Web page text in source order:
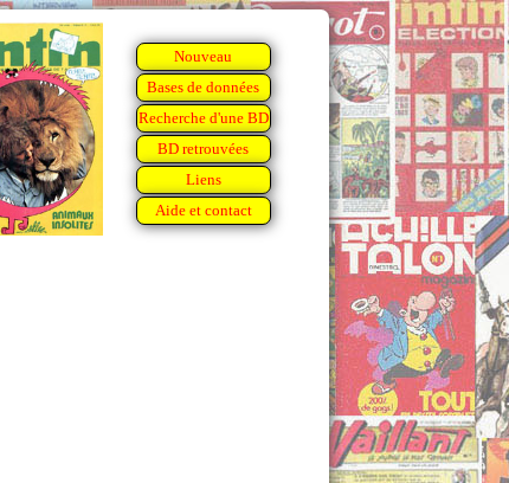
Nouveau
Bases de données
Recherche d'une BD
BD retrouvées
Liens
Aide et contact